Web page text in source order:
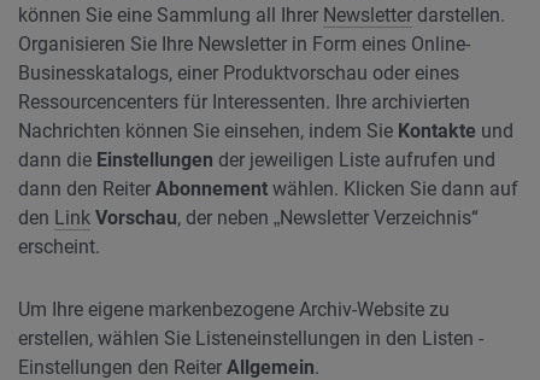
können Sie eine Sammlung all Ihrer Newsletter darstellen.
Organisieren Sie Ihre Newsletter in Form eines Online-
Businesskatalogs, einer Produktvorschau oder eines
Ressourcencenters für Interessenten. Ihre archivierten
Nachrichten können Sie einsehen, indem Sie Kontakte und
dann die Einstellungen der jeweiligen Liste aufrufen und
dann den Reiter Abonnement wählen. Klicken Sie dann auf
den Link Vorschau, der neben „Newsletter Verzeichnis“
erscheint.
Um Ihre eigene markenbezogene Archiv-Website zu
erstellen, wählen Sie Listeneinstellungen in den Listen -
Einstellungen den Reiter Allgemein.